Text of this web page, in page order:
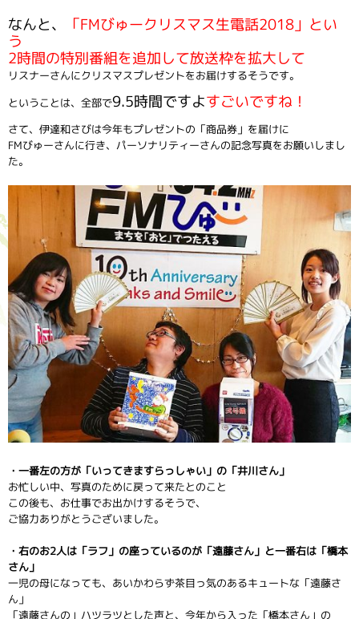
なんと、
「FMびゅークリスマス生電話2018」とい
う
2時間の特別番組を追加して放送枠を拡大して
リスナーさんにクリスマスプレゼントをお届けするそうです。
ということは、全部で9.5時間ですよすごいですね！
さて、伊達和さびは今年もプレゼントの「商品券」を届けに
FMびゅーさんに行き、パーソナリティーさんの記念写真をお願いしまし
た。
・一番左の方が「いってきますらっしゃい」の「井川さん」
お忙しい中、写真のために戻って来たとのこと
この後も、お仕事でお出かけするそうで、
ご協力ありがとうございました。
・右のお2人は「ラフ」の座っているのが「遠藤さん」と一番右は「橋本
さん」
一児の母になっても、あいかわらず茶目っ気のあるキュートな「遠藤さ
ん」
「遠藤さんの」ハツラツとした声と、今年から入った「橋本さん」の